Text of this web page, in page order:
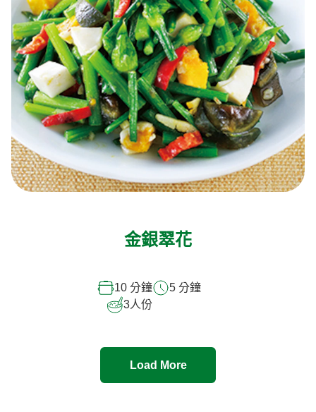
金銀翠花
10 分鐘
5 分鐘
3人份
Load More